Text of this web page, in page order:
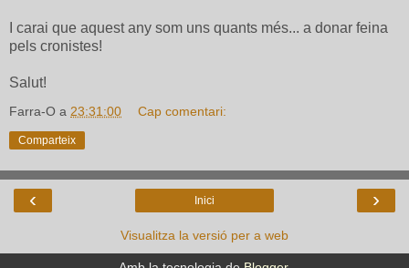
I carai que aquest any som uns quants més... a donar feina
pels cronistes!
Salut!
Farra-O a 23:31:00 Cap comentari:
Comparteix
‹ ›
Inici
Visualitza la versió per a web